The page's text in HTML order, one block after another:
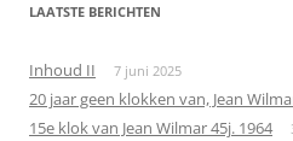
LAATSTE BERICHTEN
Inhoud II 7 juni 2025
20 jaar geen klokken van, Jean
15e klok van Jean Wilmar 45j. 1964